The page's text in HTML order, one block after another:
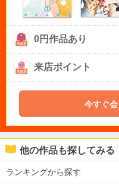
0円作品あり
来店ポイント
今すぐ
他の作品も探してみる
ランキングから探す